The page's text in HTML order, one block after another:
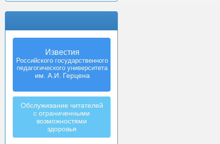
Известия
Российского государственного
педагогического университета
им. А.И. Герцена
Izvestia:
Herzen University
Journal of
Humanities & Sciences
Обслуживание читателей
с ограниченными
возможностями
здоровья